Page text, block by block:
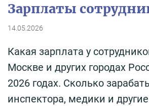
Зарплаты
14.05.2026
Какая зарплата у
Москве и других городах
2026 годах. Сколько
инспектора, медики и